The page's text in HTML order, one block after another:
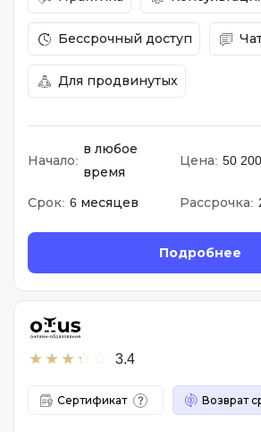
Бессрочный доступ
Для продвинутых
Начало:
в любое
время
Цена: 50
Срок: 6 месяцев Рассрочка:
Подробнее
3.4
Сертификат Возврат